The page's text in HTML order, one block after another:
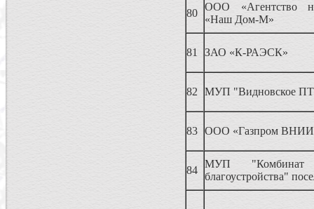
80
ООО «Агентство
«Наш Дом-М»
81 ЗАО «К-РАЭСК»
82 МУП "Видновское
83 ООО «Газпром
84
МУП
благоустройства"